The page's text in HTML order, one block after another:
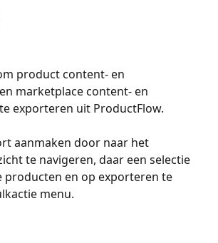
product content- en
marketplace content- en
exporteren uit ProductFlow.
aanmaken door naar het
te navigeren, daar een selectie
producten en op exporteren te
menu.